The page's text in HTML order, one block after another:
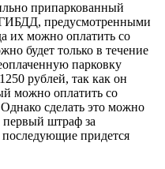
припаркованный
предусмотренными
их можно оплатить со
будет только в течение
парковку
рублей, так как он
можно оплатить со
сделать это можно
первый штраф за
придется